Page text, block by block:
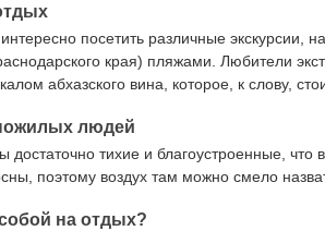
посетить различные
края) пляжами. Любители
абхазского вина, которое, к слову,
людей
достаточно тихие и благоустроенные,
поэтому воздух там можно смело
на отдых?